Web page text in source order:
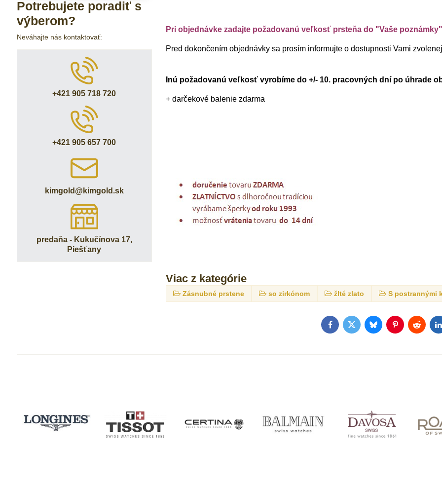
Pri objednávke zadajte požadovanú veľkosť prsteňa do "Vaše poznámky"
Pred dokončením objednávky sa prosím informujte o dostupnosti Vami
Inú požadovanú veľkosť vyrobíme do +/- 10. pracovných dní po úhrade
+ darčekové balenie zdarma
Viac z kategórie
Zásnubné prstene so zirkónom žlté zlato S postrannými
FacebookTwitterBlueskyPinterestReddit
Potrebujete poradiť s
výberom?
Neváhajte nás kontaktovať:
+421 905 718 720
+421 905 657 700
kimgold​@kimgold​.sk
predaňa - Kukučínova 17,
Piešťany